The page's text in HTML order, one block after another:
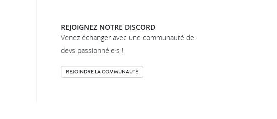
REJOIGNEZ NOTRE DISCORD
Venez échanger avec une communauté de
devs passionné·e·s !
REJOINDRE LA COMMUNAUTÉ